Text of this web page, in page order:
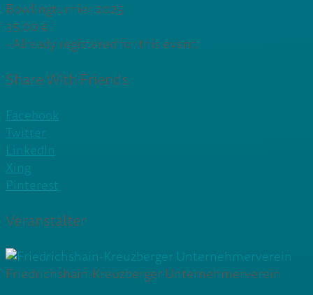
Bowlingturnier 2025
35,00 €
- Already registered for this event.
Share With Friends
Facebook
Twitter
LinkedIn
Xing
Pinterest
Veranstalter
Friedrichshain-Kreuzberger Unternehmerverein